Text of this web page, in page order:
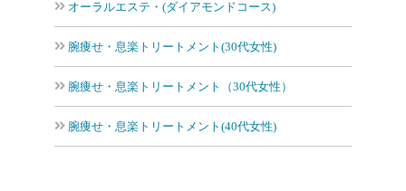
オーラルエステ・(ダイアモンドコース)
腕痩せ・息楽トリートメント(30代女性)
腕痩せ・息楽トリートメント（30代女性）
腕痩せ・息楽トリートメント(40代女性)